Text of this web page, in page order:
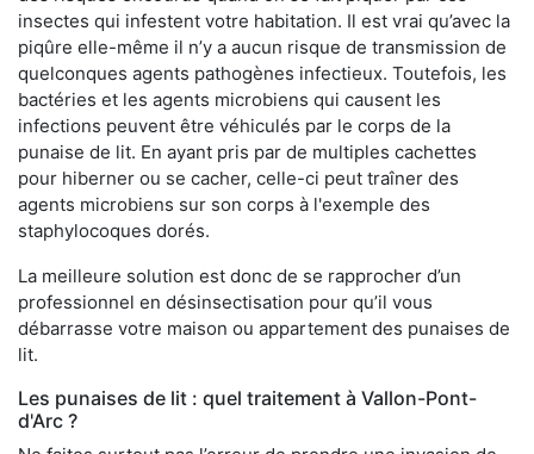
insectes qui infestent votre habitation. Il est vrai qu’avec la
piqûre elle-même il n’y a aucun risque de transmission de
quelconques agents pathogènes infectieux. Toutefois, les
bactéries et les agents microbiens qui causent les
infections peuvent être véhiculés par le corps de la
punaise de lit. En ayant pris par de multiples cachettes
pour hiberner ou se cacher, celle-ci peut traîner des
agents microbiens sur son corps à l'exemple des
staphylocoques dorés.
La meilleure solution est donc de se rapprocher d’un
professionnel en désinsectisation pour qu’il vous
débarrasse votre maison ou appartement des punaises de
lit.
Les punaises de lit : quel traitement à Vallon-Pont-
d'Arc ?